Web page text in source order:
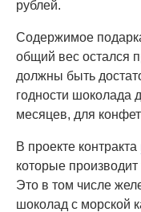
рублей.
Содержимое
общий вес остался
должны быть
годности шоколада
месяцев, для
В проекте контракта
которые
Это в том числе
шоколад с морской